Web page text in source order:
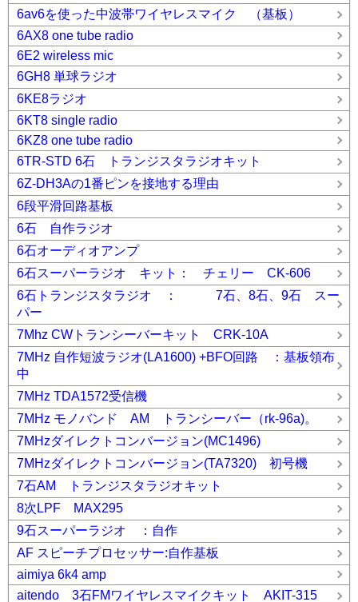
6av6を使った中波帯ワイヤレスマイク （基板）
6AX8 one tube radio
6E2 wireless mic
6GH8 単球ラジオ
6KE8ラジオ
6KT8 single radio
6KZ8 one tube radio
6TR-STD 6石 トランジスタラジオキット
6Z-DH3Aの1番ピンを接地する理由
6段平滑回路基板
6石 自作ラジオ
6石オーディオアンプ
6石スーパーラジオ キット： チェリー CK-606
6石トランジスタラジオ ： 7石、8石、9石 スー
パー
7Mhz CWトランシーバーキット CRK-10A
7MHz 自作短波ラジオ(LA1600) +BFO回路 ：基板領布
中
7MHz TDA1572受信機
7MHz モノバンド AM トランシーバー（rk-96a)。
7MHzダイレクトコンバージョン(MC1496)
7MHzダイレクトコンバージョン(TA7320) 初号機
7石AM トランジスタラジオキット
8次LPF MAX295
9石スーパーラジオ ：自作
AF スピーチプロセッサー:自作基板
aimiya 6k4 amp
aitendo 3石FMワイヤレスマイクキット AKIT-315